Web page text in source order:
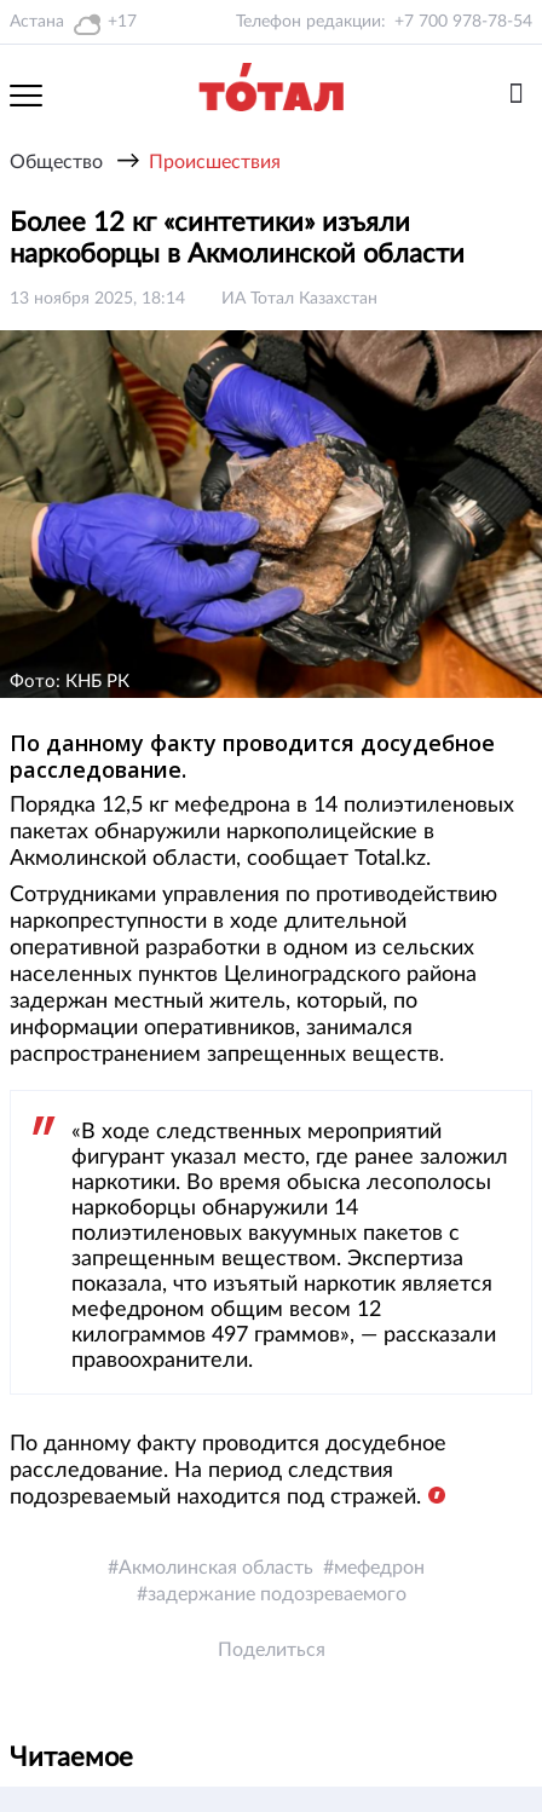
Астана +17 Телефон редакции: +7 700 978-78-54
Общество → Происшествия
Более 12 кг «синтетики» изъяли
наркоборцы в Акмолинской области
13 ноября 2025, 18:14 ИА Тотал Казахстан
Фото: КНБ РК
По данному факту проводится досудебное
расследование.
Порядка 12,5 кг мефедрона в 14 полиэтиленовых
пакетах обнаружили наркополицейские в
Акмолинской области, сообщает Total.kz.
Сотрудниками управления по противодействию
наркопреступности в ходе длительной
оперативной разработки в одном из сельских
населенных пунктов Целиноградского района
задержан местный житель, который, по
информации оперативников, занимался
распространением запрещенных веществ.
«В ходе следственных мероприятий
фигурант указал место, где ранее заложил
наркотики. Во время обыска лесополосы
наркоборцы обнаружили 14
полиэтиленовых вакуумных пакетов с
запрещенным веществом. Экспертиза
показала, что изъятый наркотик является
мефедроном общим весом 12
килограммов 497 граммов», — рассказали
правоохранители.
По данному факту проводится досудебное
расследование. На период следствия
подозреваемый находится под стражей.
Акмолинская область
мефедрон
задержание подозреваемого
Поделиться
Читаемое